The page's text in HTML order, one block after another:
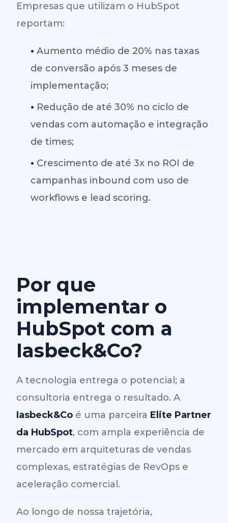
Empresas que utilizam o HubSpot
reportam:
• Aumento médio de 20% nas taxas
de conversão após 3 meses de
implementação;
• Redução de até 30% no ciclo de
vendas com automação e integração
de times;
• Crescimento de até 3x no ROI de
campanhas inbound com uso de
workflows e lead scoring.
Por que
implementar o
HubSpot com a
Iasbeck&Co?
A tecnologia entrega o potencial; a
consultoria entrega o resultado. A
Iasbeck&Co é uma parceira Elite Partner
da HubSpot, com ampla experiência de
mercado em arquiteturas de vendas
complexas, estratégias de RevOps e
aceleração comercial.
Ao longo de nossa trajetória,